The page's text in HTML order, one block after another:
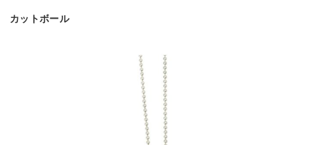
カットボール